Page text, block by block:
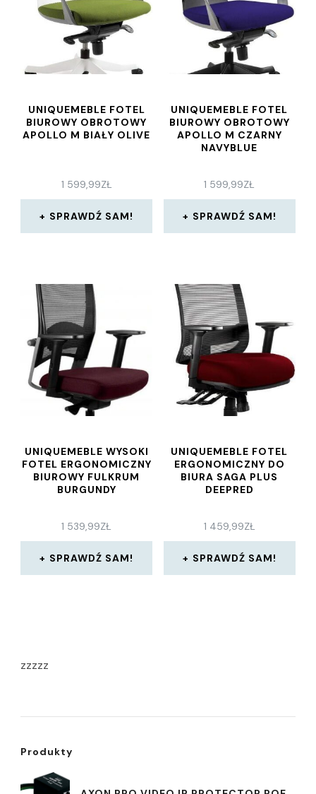
UNIQUEMEBLE FOTEL
BIUROWY OBROTOWY
APOLLO M BIAŁY OLIVE
1 599,99ZŁ
SPRAWDŹ SAM!
UNIQUEMEBLE FOTEL
BIUROWY OBROTOWY
APOLLO M CZARNY
NAVYBLUE
1 599,99ZŁ
SPRAWDŹ SAM!
UNIQUEMEBLE WYSOKI
FOTEL ERGONOMICZNY
BIUROWY FULKRUM
BURGUNDY
1 539,99ZŁ
SPRAWDŹ SAM!
UNIQUEMEBLE FOTEL
ERGONOMICZNY DO
BIURA SAGA PLUS
DEEPRED
1 459,99ZŁ
SPRAWDŹ SAM!
zzzzz
Produkty